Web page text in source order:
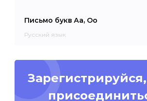
Письмо букв Аа, Оо
Русский язык